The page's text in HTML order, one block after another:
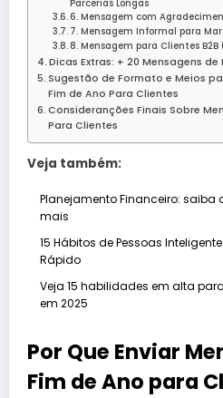
Parcerias Longas
6. Mensagem com
7. Mensagem Informal para
8. Mensagem para Clientes B2B
Dicas Extras: + 20 Mensagens
Sugestão de Formato e Meios
Fim de Ano Para Clientes
Consideranções Finais Sobre
Para Clientes
Veja também:
Planejamento Financeiro: saiba
mais
15 Hábitos de Pessoas
Rápido
Veja 15 habilidades em alta
em 2025
Por Que Enviar
Fim de Ano para